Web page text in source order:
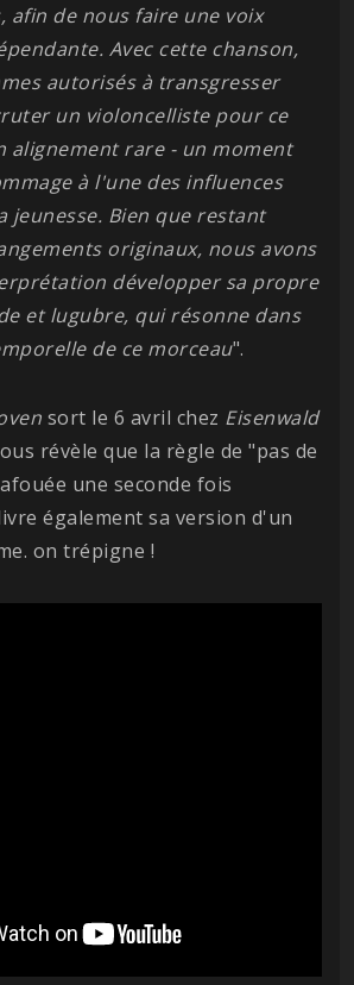
afin de nous faire une voix
Avec cette chanson,
autorisés à transgresser
un violoncelliste pour ce
alignement rare - un moment
à l'une des influences
jeunesse. Bien que restant
originaux, nous avons
développer sa propre
et lugubre, qui résonne dans
de ce morceau".
sort le 6 avril chez Eisenwald
révèle que la règle de "pas de
une seconde fois
également sa version d'un
on trépigne !